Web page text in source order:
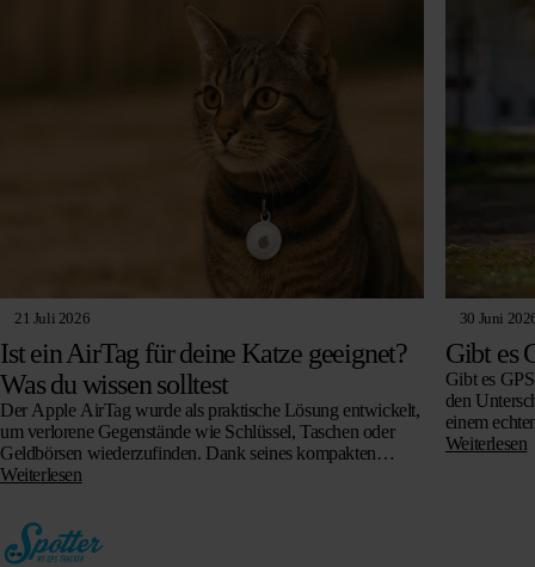
21 Juli 2026
Ist ein AirTag für deine Katze geeignet?
Was du wissen solltest
Der Apple AirTag wurde als praktische Lösung entwickelt,
um verlorene Gegenstände wie Schlüssel, Taschen oder
Geldbörsen wiederzufinden. Dank seines kompakten
Designs und der benutzerfreundlichen Technologie ist der
Weiterlesen
30 Juni
Gibt es
Gibt es
den
einem
Katzen
Weiterlesen